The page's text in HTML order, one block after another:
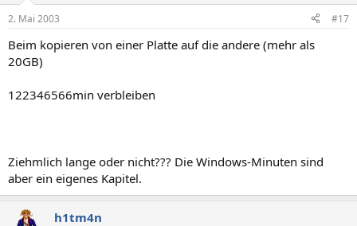
2. Mai 2003 #17
Beim kopieren von einer Platte auf die andere (mehr als
20GB)
122346566min verbleiben
Ziehmlich lange oder nicht??? Die Windows-Minuten sind
aber ein eigenes Kapitel.
h1tm4n